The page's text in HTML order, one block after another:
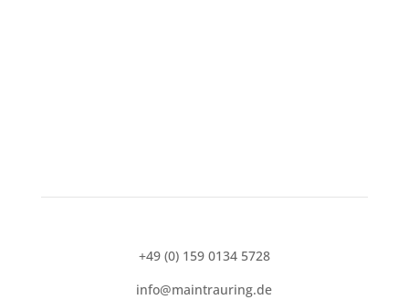
+49 (0) 159 0134 5728
info@maintrauring.de